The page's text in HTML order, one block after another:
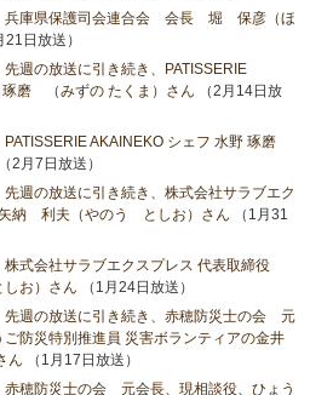
兵庫県保護司会連合会 会長 堀 保彦（ほ
21日放送）
週の放送に引き続き、PATISSERIE
琢磨 （みずの たくま）さん （2月14日放
PATISSERIE AKAINEKO シェフ 水野 琢磨
（2月7日放送）
週の放送に引き続き、株式会社サラブエク
納 利夫（やのう としお）さん （1月31
株式会社サラブエクスプレス 代表取締役
お）さん （1月24日放送）
先週の放送に引き続き、赤穂防災士の会 元
防災特別推進員 災害ボランティアの金井
ん （1月17日放送）
赤穂防災士の会 元会長、現相談役、ひょう